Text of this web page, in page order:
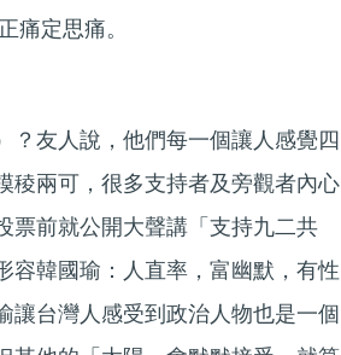
痛定思痛。
？友人說，他們每一個讓人感覺四
稜兩可，很多支持者及旁觀者內心
票前就公開大聲講「支持九二共
容韓國瑜：人直率，富幽默，有性
讓台灣人感受到政治人物也是一個